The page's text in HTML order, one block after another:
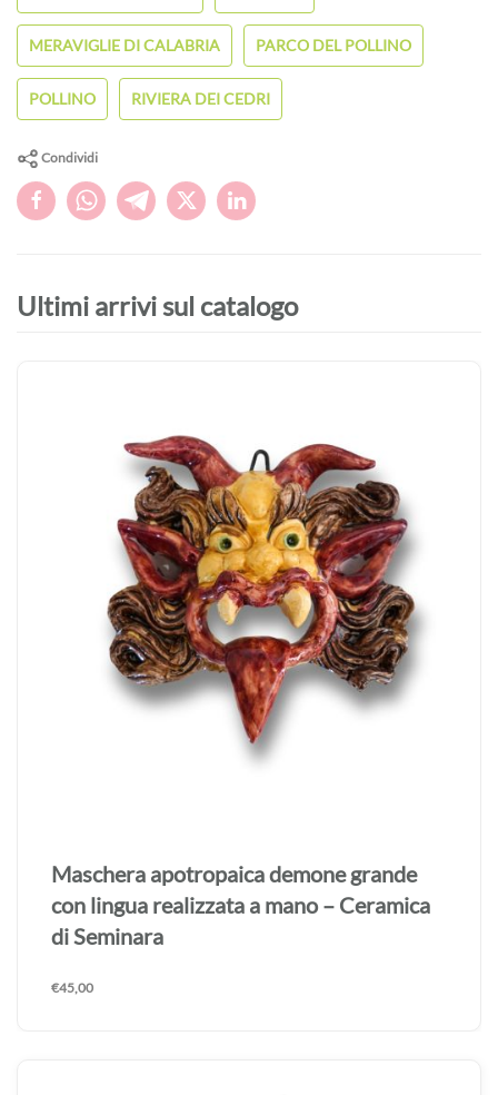
MERAVIGLIE DI CALABRIA PARCO DEL POLLINO
POLLINO RIVIERA DEI CEDRI
Condividi
Ultimi arrivi sul catalogo
Maschera apotropaica demone grande
con lingua realizzata a mano – Ceramica
di Seminara
€45,00